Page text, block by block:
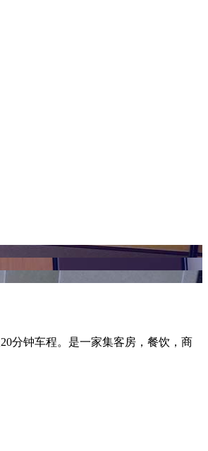
20分钟车程。是一家集客房，餐饮，商